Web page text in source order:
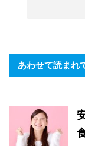
あわせて読まれ